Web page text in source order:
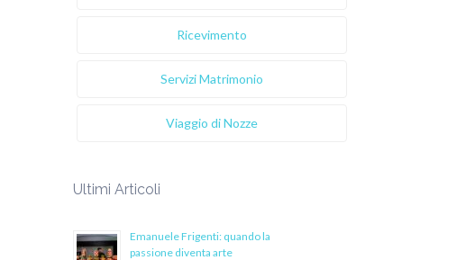
Ricevimento
Servizi Matrimonio
Viaggio di Nozze
Ultimi Articoli
Emanuele Frigenti: quando la
passione diventa arte